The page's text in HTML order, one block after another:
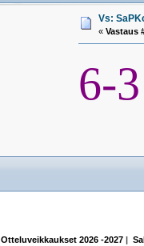
Vs:
«Vastaus
6-3
Otteluveikkaukset 2026 -2027 |